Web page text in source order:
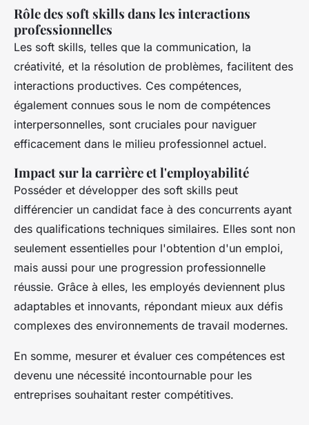
Rôle des soft skills dans les interactions
professionnelles
Les soft skills, telles que la communication, la
créativité, et la résolution de problèmes, facilitent des
interactions productives. Ces compétences,
également connues sous le nom de compétences
interpersonnelles, sont cruciales pour naviguer
efficacement dans le milieu professionnel actuel.
Impact sur la carrière et l'employabilité
Posséder et développer des soft skills peut
différencier un candidat face à des concurrents ayant
des qualifications techniques similaires. Elles sont non
seulement essentielles pour l'obtention d'un emploi,
mais aussi pour une progression professionnelle
réussie. Grâce à elles, les employés deviennent plus
adaptables et innovants, répondant mieux aux défis
complexes des environnements de travail modernes.
En somme, mesurer et évaluer ces compétences est
devenu une nécessité incontournable pour les
entreprises souhaitant rester compétitives.